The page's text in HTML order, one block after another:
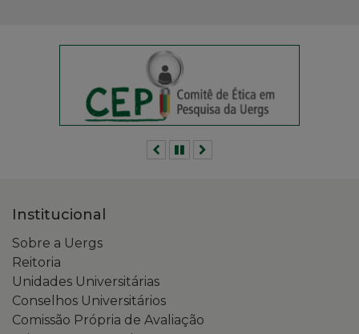
Anterior
Pausar
Institucional
Sobre a Uergs
Reitoria
Unidades Universitárias
Conselhos Universitários
Comissão Própria de Avaliação